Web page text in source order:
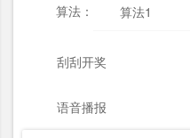
算法： 算法1
刮刮开奖
语音播报